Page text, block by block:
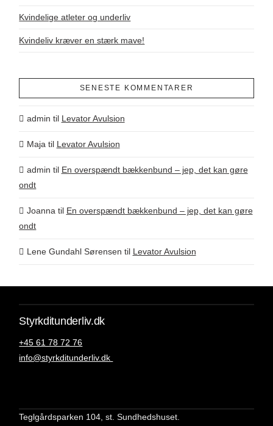
Kvindelige atleter og underliv
Kvindeliv kræver en stærk mave!
SENESTE KOMMENTARER
admin til Levator Avulsion
Maja til Levator Avulsion
admin til En overspændt bækkenbund – jep, det kan gøre
ondt
Joanna til En overspændt bækkenbund – jep, det kan gøre
ondt
Lene Gundahl Sørensen til Levator Avulsion
Styrkditunderliv.dk
+45 61 78 72 76
info@styrkditunderliv.dk
Teglgårdsparken 104, st. Sundhedshuset.